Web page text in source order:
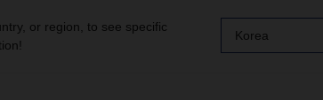
or region, to see specific
Korea